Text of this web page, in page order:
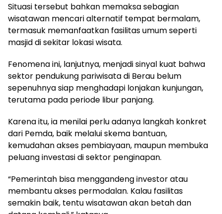
Situasi tersebut bahkan memaksa sebagian
wisatawan mencari alternatif tempat bermalam,
termasuk memanfaatkan fasilitas umum seperti
masjid di sekitar lokasi wisata.
Fenomena ini, lanjutnya, menjadi sinyal kuat bahwa
sektor pendukung pariwisata di Berau belum
sepenuhnya siap menghadapi lonjakan kunjungan,
terutama pada periode libur panjang.
Karena itu, ia menilai perlu adanya langkah konkret
dari Pemda, baik melalui skema bantuan,
kemudahan akses pembiayaan, maupun membuka
peluang investasi di sektor penginapan.
“Pemerintah bisa menggandeng investor atau
membantu akses permodalan. Kalau fasilitas
semakin baik, tentu wisatawan akan betah dan